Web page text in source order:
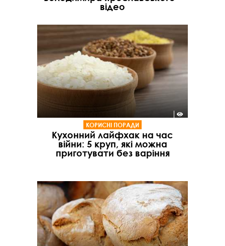
відео
КОРИСНІ ПОРАДИ
Кухонний лайфхак на час
війни: 5 круп, які можна
приготувати без варіння